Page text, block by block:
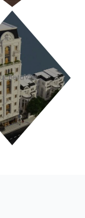
MINH